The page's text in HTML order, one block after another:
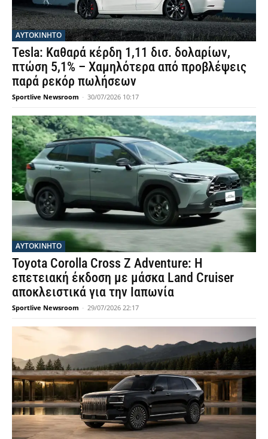
ΑΥΤΟΚΙΝΗΤΟ
Tesla: Καθαρά κέρδη 1,11 δισ. δολαρίων,
πτώση 5,1% – Χαμηλότερα από προβλέψεις
παρά ρεκόρ πωλήσεων
Sportlive Newsroom - 30/07/2026 10:17
ΑΥΤΟΚΙΝΗΤΟ
Toyota Corolla Cross Z Adventure: Η
επετειακή έκδοση με μάσκα Land Cruiser
αποκλειστικά για την Ιαπωνία
Sportlive Newsroom - 29/07/2026 22:17